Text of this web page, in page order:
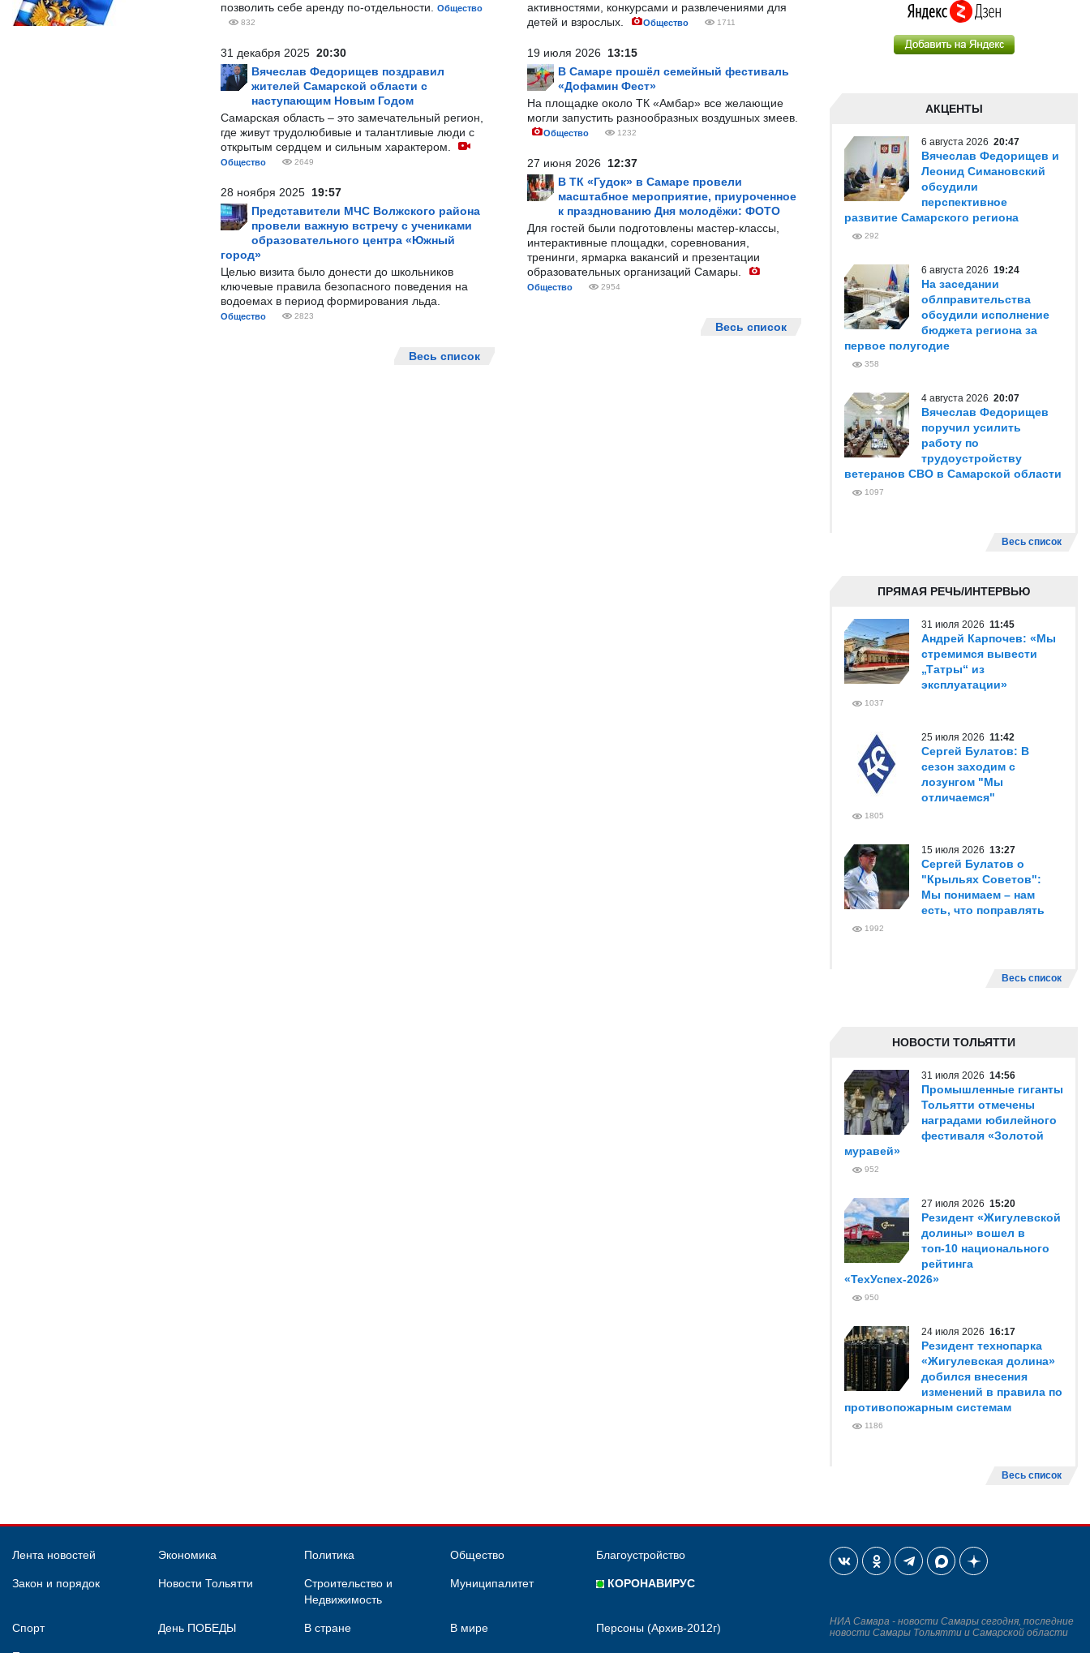
позволить себе аренду по-отдельности.
Общество
832
31 декабря 2025 20:30
Вячеслав Федорищев поздравил
жителей Самарской области с
наступающим Новым Годом
Самарская область – это замечательный регион,
где живут трудолюбивые и талантливые люди с
открытым сердцем и сильным характером.
Общество 2649
28 ноября 2025 19:57
Представители МЧС Волжского района
провели важную встречу с учениками
образовательного центра «Южный
город»
Целью визита было донести до школьников
ключевые правила безопасного поведения на
водоемах в период формирования льда.
Общество 2823
Весь список
активностями, конкурсами и развлечениями для
детей и взрослых.
Общество 1711
19 июля 2026 13:15
В Самаре прошёл семейный фестиваль
«Дофамин Фест»
На площадке около ТК «Амбар» все желающие
могли запустить разнообразных воздушных змеев.
Общество 1232
27 июня 2026 12:37
В ТК «Гудок» в Самаре провели
масштабное мероприятие, приуроченное
к празднованию Дня молодёжи: ФОТО
Для гостей были подготовлены мастер-классы,
интерактивные площадки, соревнования,
тренинги, ярмарка вакансий и презентации
образовательных организаций Самары.
Общество 2954
Весь список
АКЦЕНТЫ
6 августа 2026 20:47
Вячеслав Федорищев и
Леонид Симановский
обсудили
перспективное
развитие Самарского региона
292
6 августа 2026 19:24
На заседании
облправительства
обсудили исполнение
бюджета региона за
первое полугодие
358
4 августа 2026 20:07
Вячеслав Федорищев
поручил усилить
работу по
трудоустройству
ветеранов СВО в Самарской области
1097
Весь список
ПРЯМАЯ РЕЧЬ/ИНТЕРВЬЮ
31 июля 2026 11:45
Андрей Карпочев: «Мы
стремимся вывести
„Татры“ из
эксплуатации»
1037
25 июля 2026 11:42
Сергей Булатов: В
сезон заходим с
лозунгом "Мы
отличаемся"
1805
15 июля 2026 13:27
Сергей Булатов о
"Крыльях Советов":
Мы понимаем – нам
есть, что поправлять
1992
Весь список
НОВОСТИ ТОЛЬЯТТИ
31 июля 2026 14:56
Промышленные гиганты
Тольятти отмечены
наградами юбилейного
фестиваля «Золотой
муравей»
952
27 июля 2026 15:20
Резидент «Жигулевской
долины» вошел в
топ-10 национального
рейтинга
«ТехУспех-2026»
950
24 июля 2026 16:17
Резидент технопарка
«Жигулевская долина»
добился внесения
изменений в правила по
противопожарным системам
1186
Весь список
Лента новостей Экономика Политика Общество Благоустройство
Закон и порядок Новости Тольятти
Строительство и
Недвижимость
Муниципалитет КОРОНАВИРУС
Спорт День ПОБЕДЫ В стране В мире Персоны (Архив-2012г)
НИА Самара - новости Самары сегодня, последние
новости Самары Тольятти и Самарской области